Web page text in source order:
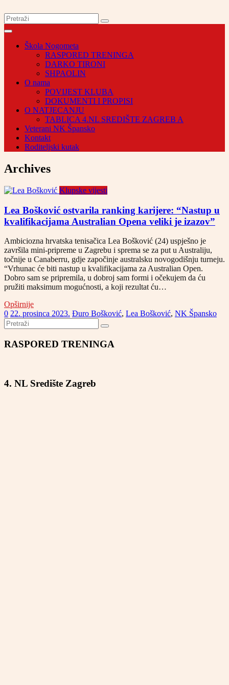
Škola Nogometa
RASPORED TRENINGA
DARKO TIRONI
SHPAOLIN
O nama
POVIJEST KLUBA
DOKUMENTI I PROPISI
O NATJECANJU
TABLICA 4.NL SREDIŠTE ZAGREB A
Veterani NK Špansko
Kontakt
Roditeljski kutak
Archives
Klupske vijesti
Lea Bošković ostvarila ranking karijere: “Nastup u
kvalifikacijama Australian Opena veliki je izazov”
Ambiciozna hrvatska tenisačica Lea Bošković (24) uspješno je
završila mini-pripreme u Zagrebu i sprema se za put u Australiju,
točnije u Canaberru, gdje započinje australsku novogodišnju turneju.
“Vrhunac će biti nastup u kvalifikacijama za Australian Open.
Dobro sam se pripremila, u dobroj sam formi i očekujem da ću
pružiti maksimum mogućnosti, a koji rezultat ću…
Opširnije
0 22. prosinca 2023. Đuro Bošković, Lea Bošković, NK Špansko
RASPORED TRENINGA
4. NL Središte Zagreb